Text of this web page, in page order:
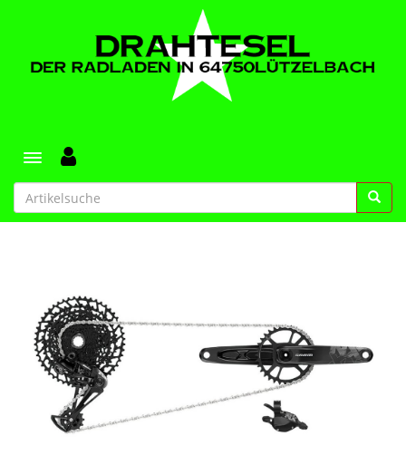
Toggle navigation